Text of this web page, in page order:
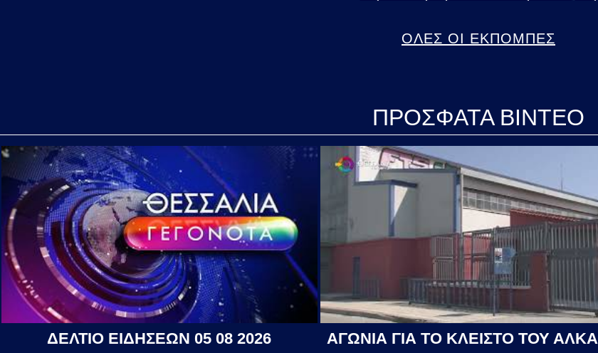
ΟΛΕΣ ΟΙ ΕΚΠΟΜΠΕΣ
ΠΡΟΣΦΑΤΑ ΒΙΝΤΕΟ
ΔΕΛΤΙΟ ΕΙΔΗΣΕΩΝ 05 08 2026
ΑΓΩΝΙΑ ΓΙΑ ΤΟ ΚΛΕΙΣΤΟ ΤΟΥ